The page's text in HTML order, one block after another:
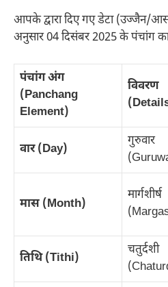
आपके द्वारा दिए गए डेटा (उज्जैन/
अनुसार 04 दिसंबर 2025 के पंचांग
पंचांग अंग
(Panchang
Element)
विवरण
वार (Day)
गुरुवार
मास (Month)
मार्गशीर्ष
तिथि (Tithi)
चतुर्दशी